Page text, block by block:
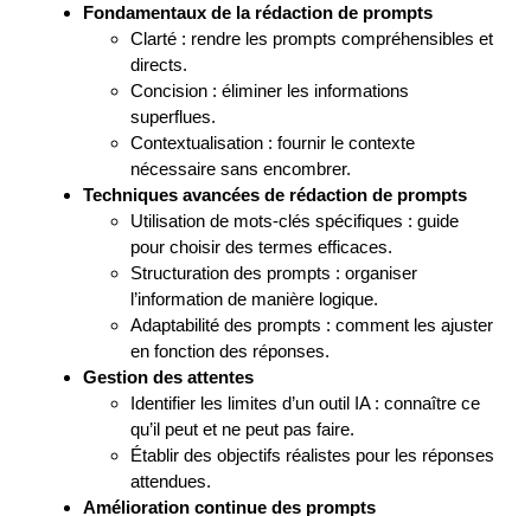
Fondamentaux de la rédaction de prompts
Clarté : rendre les prompts compréhensibles et
directs.
Concision : éliminer les informations
superflues.
Contextualisation : fournir le contexte
nécessaire sans encombrer.
Techniques avancées de rédaction de prompts
Utilisation de mots-clés spécifiques : guide
pour choisir des termes efficaces.
Structuration des prompts : organiser
l’information de manière logique.
Adaptabilité des prompts : comment les ajuster
en fonction des réponses.
Gestion des attentes
Identifier les limites d’un outil IA : connaître ce
qu’il peut et ne peut pas faire.
Établir des objectifs réalistes pour les réponses
attendues.
Amélioration continue des prompts